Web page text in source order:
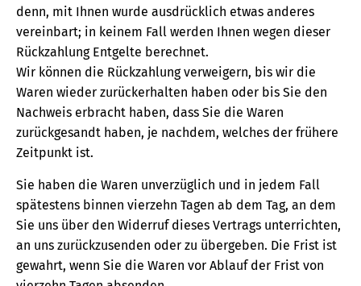
denn, mit Ihnen wurde ausdrücklich etwas anderes
vereinbart; in keinem Fall werden Ihnen wegen dieser
Rückzahlung Entgelte berechnet.
Wir können die Rückzahlung verweigern, bis wir die
Waren wieder zurückerhalten haben oder bis Sie den
Nachweis erbracht haben, dass Sie die Waren
zurückgesandt haben, je nachdem, welches der frühere
Zeitpunkt ist.
Sie haben die Waren unverzüglich und in jedem Fall
spätestens binnen vierzehn Tagen ab dem Tag, an dem
Sie uns über den Widerruf dieses Vertrags unterrichten,
an uns zurückzusenden oder zu übergeben. Die Frist ist
gewahrt, wenn Sie die Waren vor Ablauf der Frist von